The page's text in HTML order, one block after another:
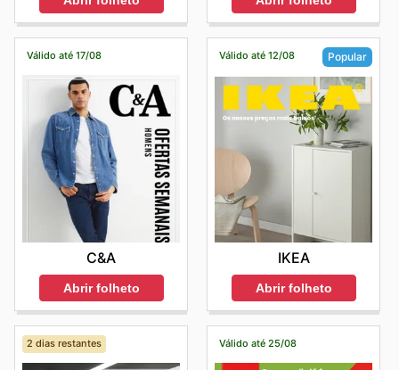
Válido até 17/08
C&A
Abrir folheto
Válido até 12/08 Popular
IKEA
Abrir folheto
2 dias restantes Válido até 25/08